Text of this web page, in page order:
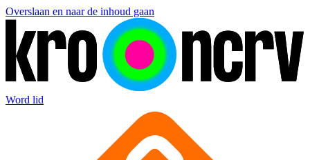
Overslaan en naar de inhoud gaan
Word lid